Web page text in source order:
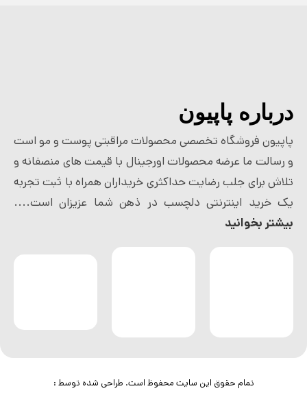
درباره پاپیون
پاپیون فروشگاه تخصصی محصولات مراقبتی پوست و مو است
و رسالت ما عرضه محصولات اورجینال با قیمت های منصفانه و
تلاش برای جلب رضایت حداکثری خریداران همراه با ثبت تجربه
یک خرید اینترنتی دلچسب در ذهن شما عزیزان است....
بیشتر بخوانید
تمام حقوق این سایت محفوظ است. طراحی شده توسط :